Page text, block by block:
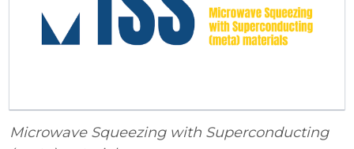
Microwave Squeezing with Superconducting